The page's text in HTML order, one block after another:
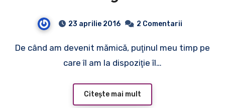
23 aprilie 2016 2 Comentarii
De când am devenit mămică, puţinul meu timp pe
care îl am la dispoziţie îl…
Citește mai mult